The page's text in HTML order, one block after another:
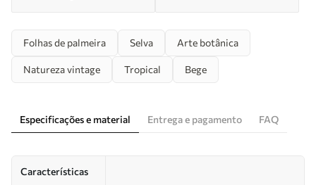
Folhas de palmeira Selva Arte botânica
Natureza vintage Tropical Bege
Especificações e material Entrega e pagamento FAQ
Características